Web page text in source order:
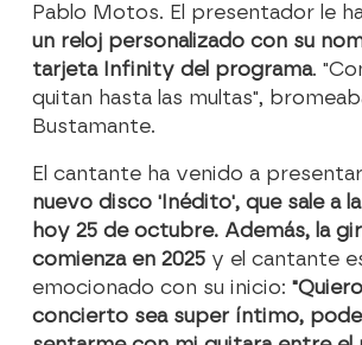
Pablo Motos. El presentador le
un reloj personalizado con su
tarjeta Infinity del programa.
quitan hasta las multas",
Bustamante.
El cantante ha venido a presentar
nuevo disco 'Inédito', que sale a
hoy 25 de octubre. Además, la
comienza en 2025 y el cantante
emocionado con su inicio:
concierto sea super íntimo,